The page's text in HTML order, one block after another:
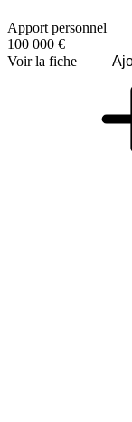
Apport personnel
100 000 €
Voir la fiche